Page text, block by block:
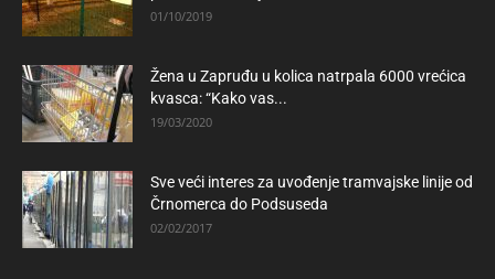
01/10/2019
Žena u Zapruđu u kolica natrpala 6000 vrećica
kvasca: “Kako vas...
19/03/2020
Sve veći interes za uvođenje tramvajske linije od
Črnomerca do Podsuseda
02/02/2017